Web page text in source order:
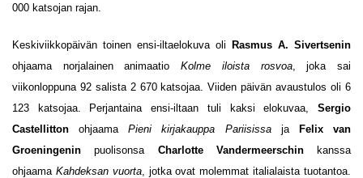
000 katsojan rajan.
Keskiviikkopäivän toinen ensi-iltaelokuva oli Rasmus A. Sivertsenin
ohjaama norjalainen animaatioKolme iloista rosvoa, joka sai
viikonloppuna 92 salista 2 670 katsojaa. Viiden päivän avaustulos oli 6
123 katsojaa. Perjantaina ensi-iltaan tuli kaksi elokuvaa, Sergio
Castellitton ohjaamaPieni kirjakauppa Pariisissaja Felix van
Groeningenin puolisonsa Charlotte Vandermeerschinkanssa
ohjaama Kahdeksan vuorta, jotka ovat molemmat italialaista tuotantoa.